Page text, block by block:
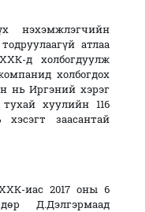
атлаа
д холбогдуулж
холбогдох
нь Иргэний хэрэг
хуулийн 116
заасантай
иас 2017 оны 6
Д.Дэлгэрмаад